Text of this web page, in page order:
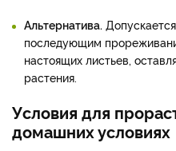
Альтернатива.
последующим
настоящих листьев,
растения.
Условия для
домашних условиях